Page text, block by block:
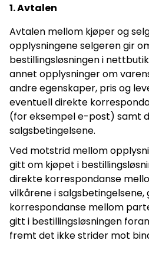
1. Avtalen
Avtalen mellom kjøper og
opplysningene selgeren gir
bestillingsløsningen i
annet opplysninger om
andre egenskaper, pris og
eventuell direkte
(for eksempel e-post) samt
salgsbetingelsene.
Ved motstrid mellom
gitt om kjøpet i
direkte korrespondanse
vilkårene i
korrespondanse mellom
gitt i bestillingsløsningen
fremt det ikke strider mot